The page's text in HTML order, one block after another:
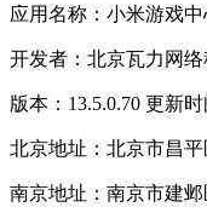
应用名称：小米游戏中
开发者：北京瓦力网络
版本：13.5.0.70 更新
北京地址：北京市昌
南京地址：南京市建